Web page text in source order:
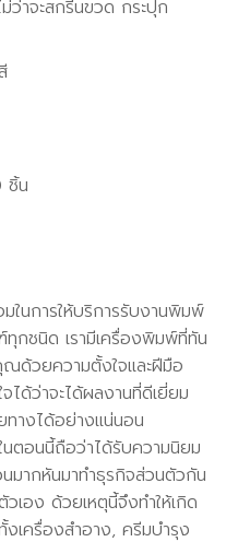
ว่าจะสกรีนขวด กระปุก
ชิ้น
ในการให้บริการรับงานพิมพ์
กชนิด เรามีเครื่องพิมพ์ที่ทัน
ด้วยความตั้งใจและฝีมือ
ด้ว่าจะได้ผลงานที่ดีเยี่ยม
างได้อย่างแน่นอน
ตอนนี้ถือว่าได้รับความนิยม
มากหันมาทำธุรกิจส่วนตัวกัน
เอง ด้วยเหตุนี้จึงทำให้เกิด
เครื่องสำอาง, ครีมบำรุง